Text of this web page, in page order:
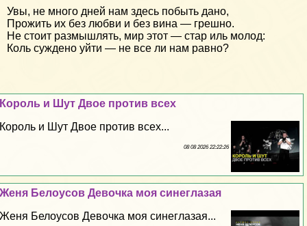
Увы, не много дней нам здесь побыть дано,
Прожить их без любви и без вина — грешно.
Не стоит размышлять, мир этот — стар иль молод:
Коль суждено уйти — не все ли нам равно?
Король и Шут Двое против всех
Король и Шут Двое против всех...
08 08 2026 22:22:26
Женя Белоусов Дeвoчка моя синеглазая
Женя Белоусов Дeвoчка моя синеглазая...